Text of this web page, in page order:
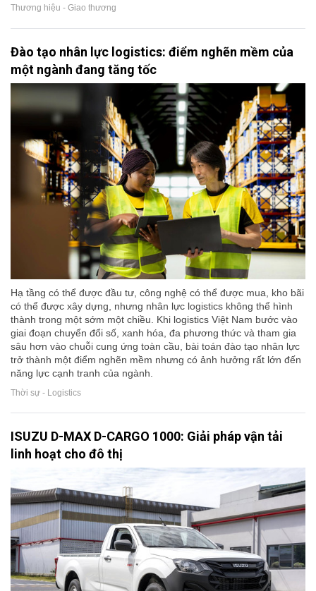
Thương hiệu - Giao thương
Đào tạo nhân lực logistics: điểm nghẽn mềm của
một ngành đang tăng tốc
Hạ tầng có thể được đầu tư, công nghệ có thể được mua, kho bãi
có thể được xây dựng, nhưng nhân lực logistics không thể hình
thành trong một sớm một chiều. Khi logistics Việt Nam bước vào
giai đoạn chuyển đổi số, xanh hóa, đa phương thức và tham gia
sâu hơn vào chuỗi cung ứng toàn cầu, bài toán đào tạo nhân lực
trở thành một điểm nghẽn mềm nhưng có ảnh hưởng rất lớn đến
năng lực cạnh tranh của ngành.
Thời sự - Logistics
ISUZU D-MAX D-CARGO 1000: Giải pháp vận tải
linh hoạt cho đô thị